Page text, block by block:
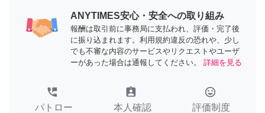
ANYTIMES安心・安全への取り組み
報酬は取引前に事務局に支払われ、評価・完了後
に振り込まれます。利用規約違反の恐れや、少し
でも不審な内容のサービスやリクエストやユーザ
ーがあった場合は通報してください。
詳細を見る
perm_phone_msg
パトロー
assignment_ind
本人確認
tag_faces
評価制度